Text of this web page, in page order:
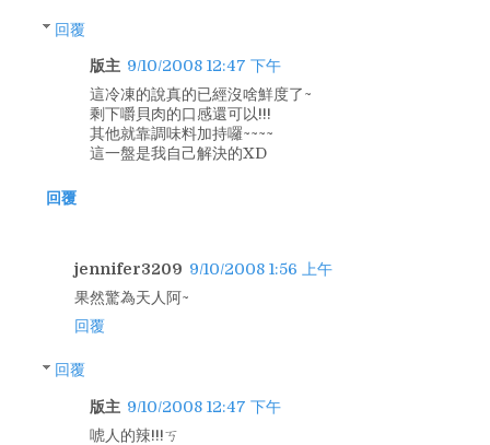
回覆
版主 9/10/2008 12:47 下午
這冷凍的說真的已經沒啥鮮度了~
剩下嚼貝肉的口感還可以!!!
其他就靠調味料加持囉~~~~
這一盤是我自己解決的XD
回覆
jennifer3209 9/10/2008 1:56 上午
果然驚為天人阿~
回覆
回覆
版主 9/10/2008 12:47 下午
唬人的辣!!!ㄎ